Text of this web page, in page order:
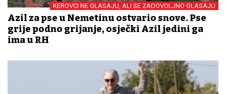
KEROVCI NE GLASAJU, ALI SE ZADOVOLJNO GLASAJU
Azil za pse u Nemetinu ostvario snove. Pse
grije podno grijanje, osječki Azil jedini ga
ima u RH